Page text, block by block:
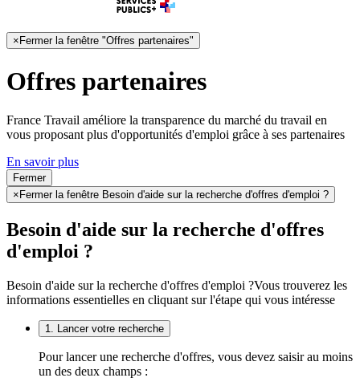
× Fermer la fenêtre "Offres partenaires"
Offres partenaires
France Travail améliore la transparence du marché du travail en
vous proposant plus d'opportunités d'emploi grâce à ses partenaires
En savoir plus
Fermer
× Fermer la fenêtre Besoin d'aide sur la recherche d'offres d'emploi ?
Besoin d'aide sur la recherche d'offres
d'emploi ?
Besoin d'aide sur la recherche d'offres d'emploi ?Vous trouverez les
informations essentielles en cliquant sur l'étape qui vous intéresse
1. Lancer votre recherche
Pour lancer une recherche d'offres, vous devez saisir au moins
un des deux champs :